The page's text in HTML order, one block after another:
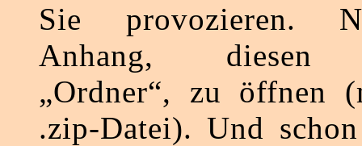
Sie provozieren.
Anhang, diesen
„Ordner“, zu öffnen
.zip-Datei). Und